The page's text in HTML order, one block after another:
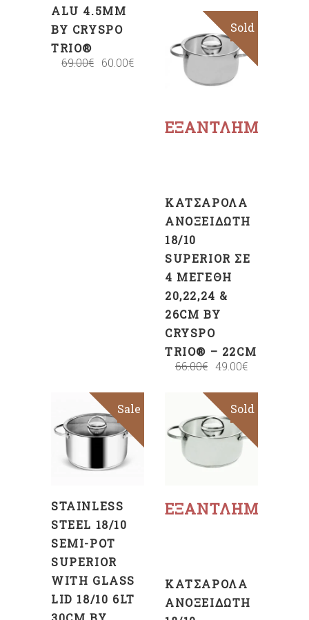
ALU 4.5MM
BY CRYSPO
TRIO®
69.00€ 60.00€
Sale
ΕΞΑΝΤΛΗΜΈΝΟ
Sold
Διαβάστε
ΚΑΤΣΑΡΌΛΑ
ΑΝΟΞΕΊΔΩΤΗ
18/10
SUPERIOR ΣΕ
4 ΜΕΓΈΘΗ
20,22,24 &
26CM BY
CRYSPO
TRIO® – 22CM
66.00€ 49.00€
Sale
ΠΡΟΣΘΉΚΗ
ΣΤΟ
ΚΑΛΆΘΙ
STAINLESS
STEEL 18/10
SEMI-POT
SUPERIOR
WITH GLASS
LID 18/10 6LT
Sale
ΕΞΑΝΤΛΗΜΈΝΟ
Sold
Διαβάστε
ΚΑΤΣΑΡΌΛΑ
ΑΝΟΞΕΊΔΩΤΗ